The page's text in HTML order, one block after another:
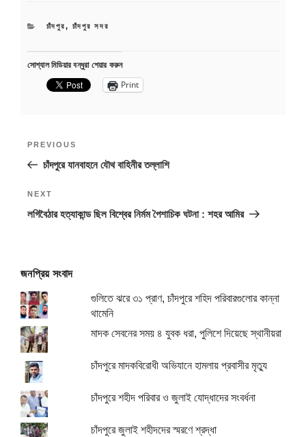
CATEGORIES
চাঁদপুর, চাঁদপুর সদর
সোশ্যাল মিডিয়ার বন্ধুরা শেয়ার করুন
Print
Previous
Post
PREVIOUS
চাঁদপুরে যানবাহনে যৌথ বাহিনীর তল্লাশি
Next
Post
NEXT
লগিবৈঠার হত্যাকান্ড ছিল বিশ্বের নির্মম পৈশাচিক ঘটনা : শহর আমির
জনপ্রিয় সংবাদ
গুলিতে ঝরে ৩১ প্রাণ, চাঁদপুরে শহিদ পরিবারগুলোর কান্না
থামেনি
মাদক সেবনের সময় ৪ যুবক ধরা, পুলিশে দিয়েছে স্থানীয়রা
চাঁদপুরে মাদকবিরোধী অভিযানে হামলায় প্রবাসীর মৃত্যু
চাঁদপুরে শহীদ পরিবার ও জুলাই যোদ্ধাদের সংবর্ধনা
চাঁদপুরে জুলাই শহীদদের স্মরণে শ্রদ্ধা